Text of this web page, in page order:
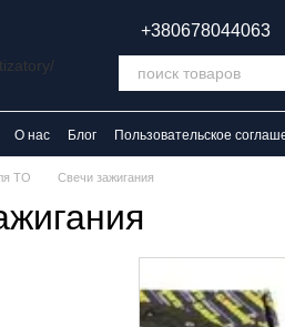
+380678044063
О нас Блог Пользовательское
ТО Свечи зажигания